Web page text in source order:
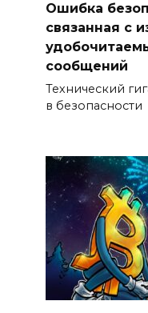
Ошибка
связанная с
сообщений
Технический
в безопасности